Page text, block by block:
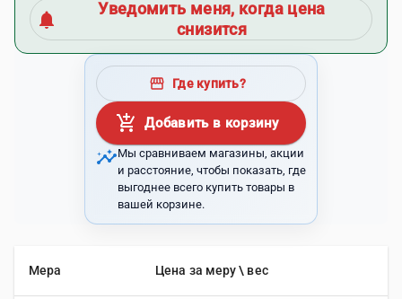
notifications
Уведомить меня, когда цена
снизится
storefront Где купить?
add_shopping_cart Добавить в корзину
insightsМы сравниваем магазины, акции
и расстояние, чтобы показать, где
выгоднее всего купить товары в
вашей корзине.
Мера Цена за меру \ вес